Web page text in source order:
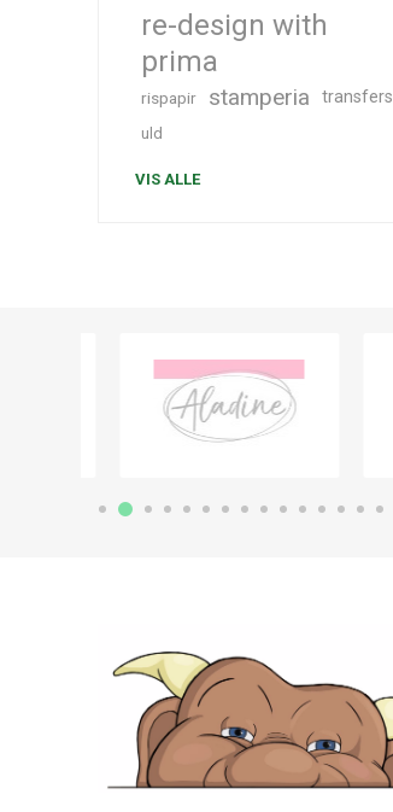
re-design with
prima
rispapir stamperia transfers
uld
VIS ALLE